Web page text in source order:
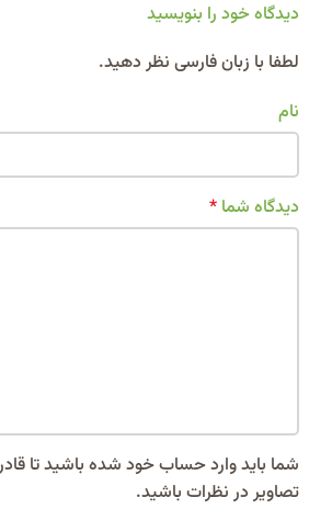
دیدگاه خود را بنویسید
لطفا با زبان فارسی نظر دهید.
نام
دیدگاه شما *
شما باید وارد حساب خود شده باشید تا
تصاویر در نظرات باشید.
Alternative: